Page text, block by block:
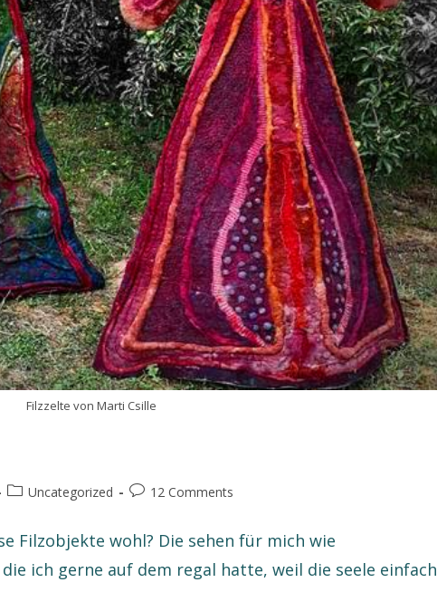
Filzzelte von Marti Csille
Uncategorized 12 Comments
Filzobjekte wohl? Die sehen für mich wie
ich gerne auf dem regal hatte, weil die seele einfach